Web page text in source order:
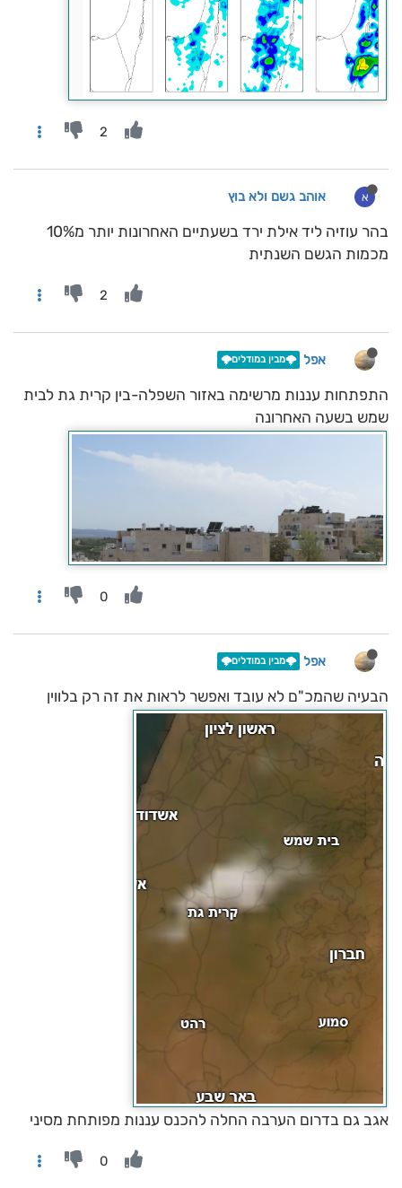
2
א אוהב גשם ולא בוץ
בהר עוזיה ליד אילת ירד בשעתיים האחרונות יותר מ10%
מכמות הגשם השנתית
2
אפל 🌩️מבין במודלים🌩️
התפתחות עננות מרשימה באזור השפלה-בין קרית גת לבית
שמש בשעה האחרונה
0
אפל 🌩️מבין במודלים🌩️
הבעיה שהמכ"ם לא עובד ואפשר לראות את זה רק בלווין
אגב גם בדרום הערבה החלה להכנס עננות מפותחת מסיני
0